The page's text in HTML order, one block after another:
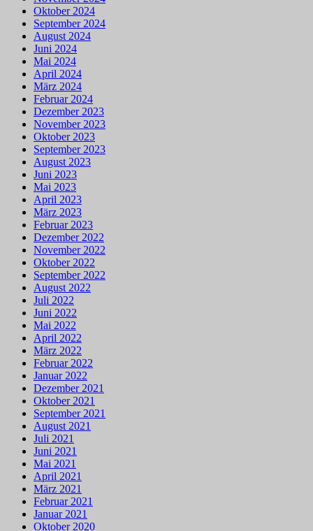
Oktober 2024
September 2024
August 2024
Juni 2024
Mai 2024
April 2024
März 2024
Februar 2024
Dezember 2023
November 2023
Oktober 2023
September 2023
August 2023
Juni 2023
Mai 2023
April 2023
März 2023
Februar 2023
Dezember 2022
November 2022
Oktober 2022
September 2022
August 2022
Juli 2022
Juni 2022
Mai 2022
April 2022
März 2022
Februar 2022
Januar 2022
Dezember 2021
Oktober 2021
September 2021
August 2021
Juli 2021
Juni 2021
Mai 2021
April 2021
März 2021
Februar 2021
Januar 2021
Oktober 2020